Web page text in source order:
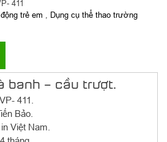
411
trẻ em
Dụng cụ thể thao trường
banh – cầu trượt.
411.
Bảo.
Việt Nam.